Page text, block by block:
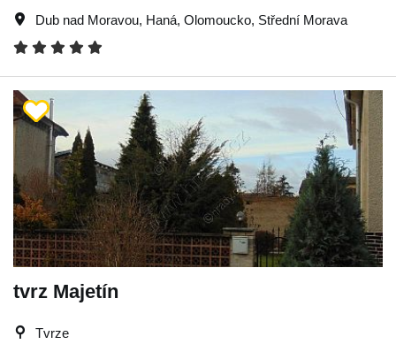
Dub nad Moravou, Haná, Olomoucko, Střední Morava
tvrz Majetín
Tvrze